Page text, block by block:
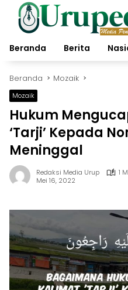
Langsung
konten
Beranda
Berita
Beranda Mozaik
Mozaik
Hukum
‘Tarji’ Kepada
Meninggal
Redaksi Media Urup
1
Mei 16, 2022